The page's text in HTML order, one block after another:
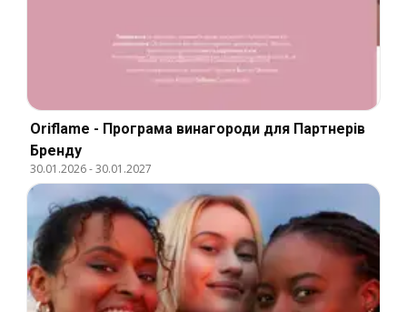
Oriflame - Програма винагороди для Партнерів
Бренду
30.01.2026-30.01.2027